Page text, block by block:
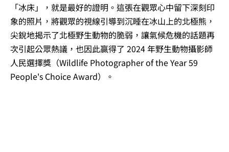
「冰床」，就是最好的證明。這張在觀眾心中留下深刻印
象的照片，將觀眾的視線引導到沉睡在冰山上的北極熊，
尖銳地揭示了北極野生動物的脆弱，讓氣候危機的話題再
次引起公眾熱議，也因此贏得了 2024 年野生動物攝影師
人民選擇獎（Wildlife Photographer of the Year 59
People's Choice Award）。